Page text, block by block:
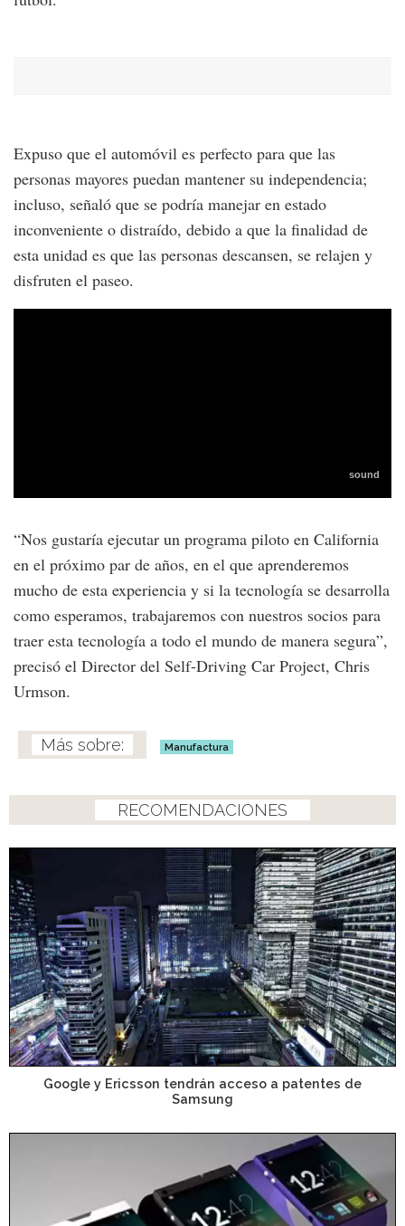
Expuso que el automóvil es perfecto para que las
personas mayores puedan mantener su independencia;
incluso, señaló que se podría manejar en estado
inconveniente o distraído, debido a que la finalidad de
esta unidad es que las personas descansen, se relajen y
disfruten el paseo.
“Nos gustaría ejecutar un programa piloto en California
en el próximo par de años, en el que aprenderemos
mucho de esta experiencia y si la tecnología se desarrolla
como esperamos, trabajaremos con nuestros socios para
traer esta tecnología a todo el mundo de manera segura”,
precisó el Director del Self-Driving Car Project, Chris
Urmson.
Manufactura
RECOMENDACIONES
Google y Ericsson tendrán acceso a patentes de
Samsung